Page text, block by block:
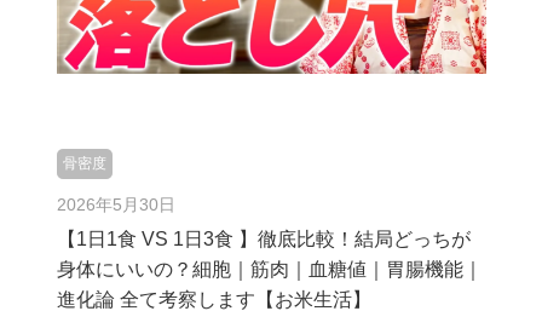
骨密度
2026年5月30日
【1日1食 VS 1日3食 】徹底比較！結局どっちが
身体にいいの？細胞｜筋肉｜血糖値｜胃腸機能｜
進化論 全て考察します【お米生活】